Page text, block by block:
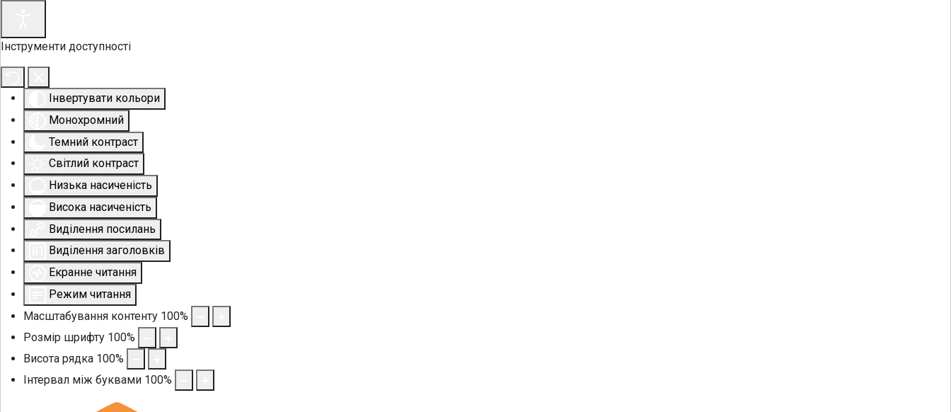
Інструменти доступності
Інвертувати кольори
Монохромний
Темний контраст
Світлий контраст
Низька насиченість
Висока насиченість
Виділення посилань
Виділення заголовків
Екранне читання
Режим читання
Масштабування контенту 100%
Розмір шрифту 100%
Висота рядка 100%
Інтервал між буквами 100%